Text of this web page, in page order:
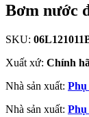
Bơm nước
SKU:
Xuất xứ: Chính
Nhà sản xuất:
Nhà sản xuất: Phụ